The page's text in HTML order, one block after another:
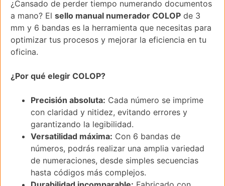
¿Cansado de perder tiempo numerando documentos
a mano? El sello manual numerador COLOP de 3
mm y 6 bandas es la herramienta que necesitas para
optimizar tus procesos y mejorar la eficiencia en tu
oficina.
¿Por qué elegir COLOP?
Precisión absoluta: Cada número se imprime
con claridad y nitidez, evitando errores y
garantizando la legibilidad.
Versatilidad máxima: Con 6 bandas de
números, podrás realizar una amplia variedad
de numeraciones, desde simples secuencias
hasta códigos más complejos.